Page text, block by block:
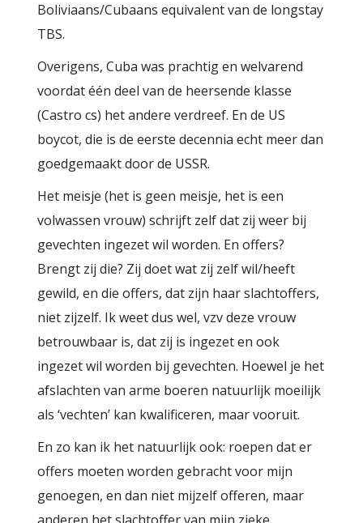
Boliviaans/Cubaans equivalent van de longstay
TBS.
Overigens, Cuba was prachtig en welvarend
voordat één deel van de heersende klasse
(Castro cs) het andere verdreef. En de US
boycot, die is de eerste decennia echt meer dan
goedgemaakt door de USSR.
Het meisje (het is geen meisje, het is een
volwassen vrouw) schrijft zelf dat zij weer bij
gevechten ingezet wil worden. En offers?
Brengt zij die? Zij doet wat zij zelf wil/heeft
gewild, en die offers, dat zijn haar slachtoffers,
niet zijzelf. Ik weet dus wel, vzv deze vrouw
betrouwbaar is, dat zij is ingezet en ook
ingezet wil worden bij gevechten. Hoewel je het
afslachten van arme boeren natuurlijk moeilijk
als ‘vechten’ kan kwalificeren, maar vooruit.
En zo kan ik het natuurlijk ook: roepen dat er
offers moeten worden gebracht voor mijn
genoegen, en dan niet mijzelf offeren, maar